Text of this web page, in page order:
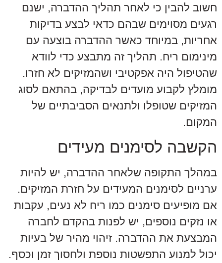
חשוב להבין כי לאחר תהליך ההדברה, ישנם
רגעים מסוימים שבהם כדאי לבצע בדיקות
אחריות, במיוחד כאשר ההדברה בוצעה עם
מינימום ריח. תהליך זה מתבצע כדי לוודא
שהטיפול היה אפקטיבי ושהמזיקים לא חזרו.
מומלץ לקבוע מועדים לבדיקה, בהתאם לסוג
המזיקים שטופלו ולתנאים הסביבתיים של
המקום.
הקשבה לסימנים מעידים
במהלך התקופה שלאחר ההדברה, יש להיות
ערניים לסימנים המעידים על חזרת המזיקים.
אם מופיעים סימנים כמו ריח לא נעים, עקבות
או נזקים נוספים, יש לפנות בהקדם לחברה
המבצעת את ההדברה. זיהוי מהיר של בעיות
יכול למנוע התפשטות נוספת ולחסוך זמן וכסף.